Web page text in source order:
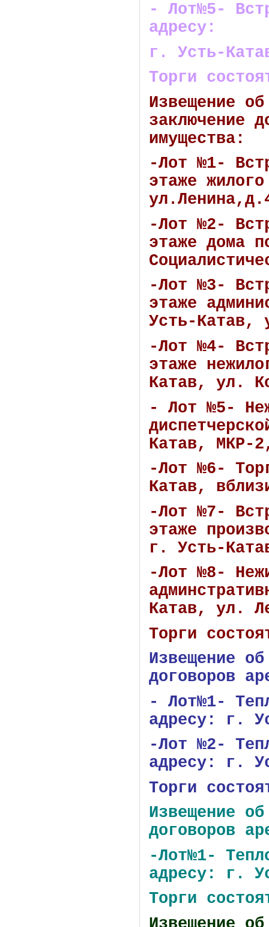
- Лот№5-
адресу:
г. Усть-
Торги
Извещение
заключение
имущества:
-Лот №1-
этаже
-Лот №2-
этаже дома
-Лот №3-
этаже
Усть-Катав,
-Лот №4-
этаже
Катав, ул.
- Лот №5-
Катав, МКР-
-Лот №6-
Катав,
-Лот №7-
этаже
г. Усть-
-Лот №8-
Катав, ул.
Торги
Извещение
договоров
- Лот№1-
адресу: г.
-Лот №2-
адресу: г.
Торги
Извещение
договоров
-Лот№1-
адресу: г.
Торги